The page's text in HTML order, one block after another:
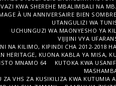
VAZI KWA SHEREHE MBALIMBALI NA
À UN ANNIVERSAIRE BIEN SOMBRE
UTANGULIZI WA
UCHUNGUZI WA MAONYESHO YA
VIJIJINI VYA
NA KILIMO, KIPINDI CHA 2012-2018
HERITAGE, KUONA KABLA YA MISA,
MNAMO 64
KUTOKA KWA
ZA VHS ZA KUSIKILIZA KWA KUTUMIA